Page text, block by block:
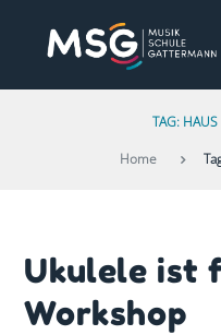
TAG: HAUS
Home
Ukulele ist
Workshop